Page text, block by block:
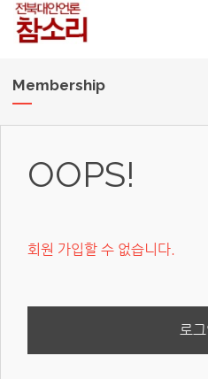
Membership
OOPS!
회원 가입할 수 없습니다.
로그